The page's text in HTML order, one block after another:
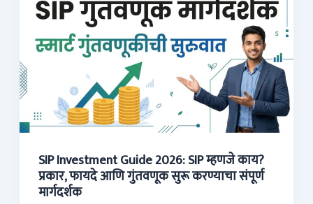
SIP Investment Guide 2026: SIP म्हणजे काय?
प्रकार, फायदे आणि गुंतवणूक सुरू करण्याचा संपूर्ण
मार्गदर्शक
Investment
Guide
2026:
SIP
म्हणजे
काय?
फायदे
आणि